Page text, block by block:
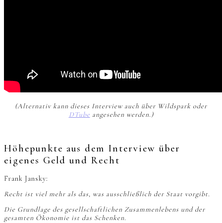
(Alternativ kann dieses Interview auch über Wildspark oder
DTube angesehen werden.)
Höhepunkte aus dem Interview über
eigenes Geld und Recht
Frank Jansky:
Recht ist viel mehr als das, was ausschließlich der Staat vorgibt.
Die Grundlage des gesellschaftlichen Zusammenlebens und der
gesamten Ökonomie ist das Schenken.